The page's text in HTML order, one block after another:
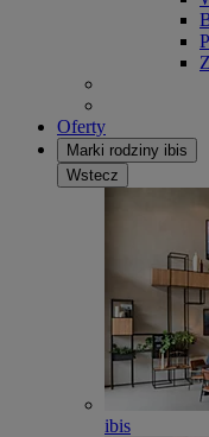
Oferty
Marki rodziny ibis
Wstecz
ibis